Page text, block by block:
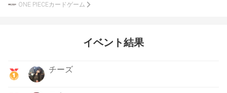
ONE PIECEカードゲーム
イベント結果
チーズ